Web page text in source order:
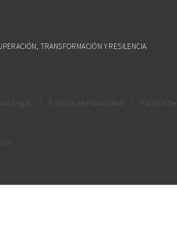
TRANSFORMACIÓN Y RESILENCIA
Legal Política de Privacidad
Política